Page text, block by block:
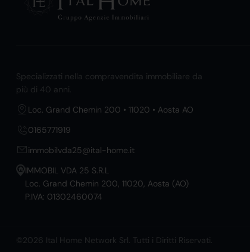
Specializzati nella compravendita immobiliare da
più di 40 anni.
Loc. Grand Chemin 200 • 11020 • Aosta AO
0165771919
immobilvda25@ital-home.it
IMMOBIL VDA 25 S.R.L
Loc. Grand Chemin 200, 11020, Aosta (AO)
P.IVA: 01302460074
©2026 Ital Home Network Srl. Tutti i Diritti Riservati.